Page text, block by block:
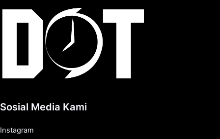
Sosial Media Kami
Instagram